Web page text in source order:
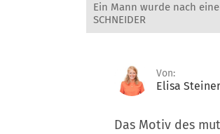
Ein Mann wurde nach
SCHNEIDER
Von:
Elisa Steiner
Das Motiv des